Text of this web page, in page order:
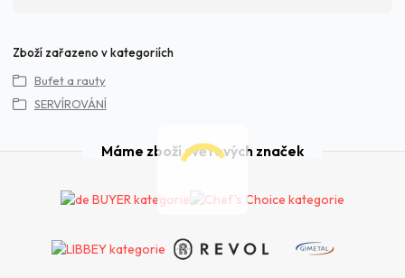
Zboží zařazeno v kategoriích
Bufet a rauty
SERVÍROVÁNÍ
Máme zboží světových značek